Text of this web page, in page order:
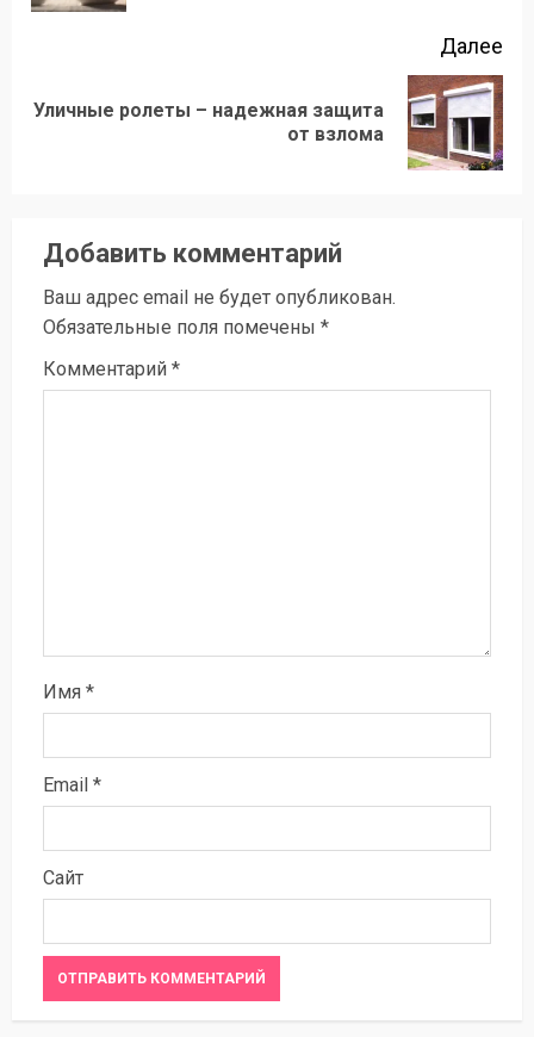
Далее
Следующая
Уличные ролеты – надежная защита
от взлома
Добавить комментарий
Ваш адрес email не будет опубликован.
Обязательные поля помечены *
Комментарий *
Имя *
Email *
Сайт